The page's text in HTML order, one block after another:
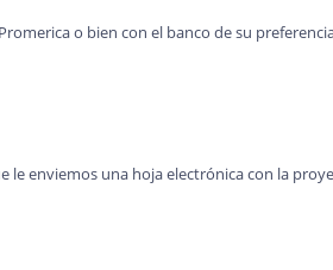
o bien con el banco de su
enviemos una hoja electrónica con la